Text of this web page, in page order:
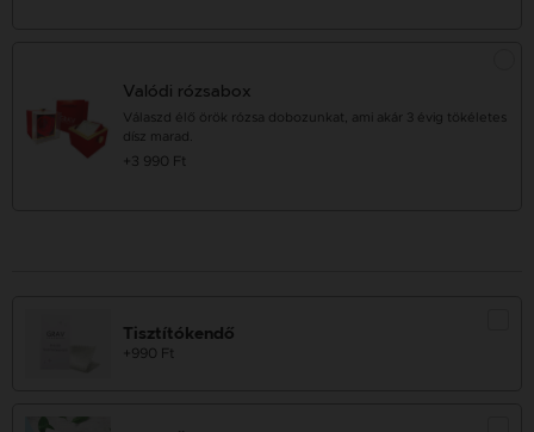
Valódi rózsabox
Válaszd élő örök rózsa dobozunkat, ami akár 3 évig tökéletes
dísz marad.
+3 990 Ft
Tisztítókendő
+990 Ft